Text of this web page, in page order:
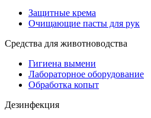
Защитные крема
Очищающие пасты для рук
Средства для животноводства
Гигиена вымени
Лабораторное оборудование
Обработка копыт
Дезинфекция